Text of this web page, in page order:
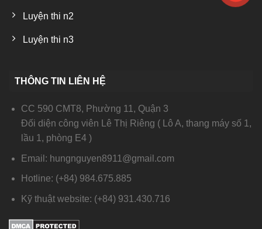
Luyện thi n2
Luyện thi n3
THÔNG TIN LIÊN HỆ
CC 590 CMT8, Phường 11, Quận 3
Đối diện công viên Lê Thị Riêng ( Lô A, thang máy số 1,
lầu 1, phòng E4 )
Email: hungnguyen8911@gmail.com
Hotline: (+84) 984.675.885
Kỹ thuật website: (+84) 931.430.716